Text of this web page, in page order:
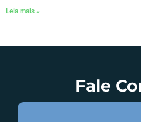
Leia mais »
Fale